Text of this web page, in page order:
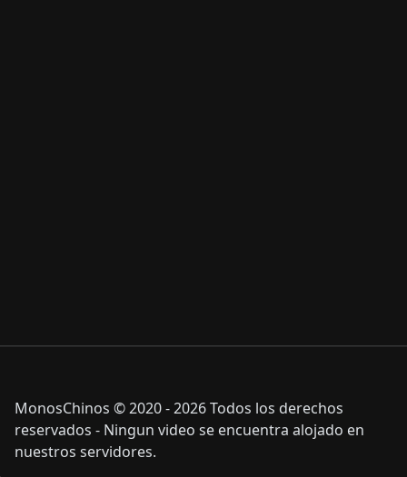
MonosChinos © 2020 - 2026 Todos los derechos
reservados - Ningun video se encuentra alojado en
nuestros servidores.